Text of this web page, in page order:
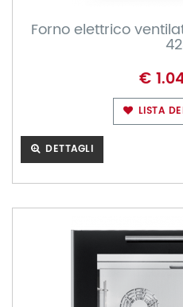
Forno elettrico
€
LISTA
DETTAGLI